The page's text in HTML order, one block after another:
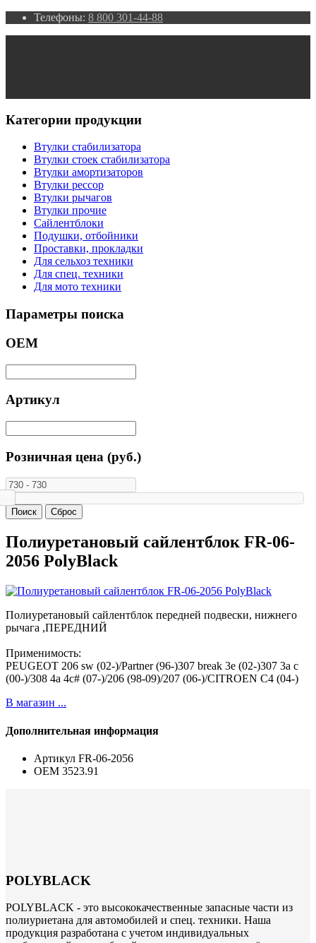
Телефоны: 8 800 301-44-88
Категории продукции
Втулки стабилизатора
Втулки стоек стабилизатора
Втулки амортизаторов
Втулки рессор
Втулки рычагов
Втулки прочие
Сайлентблоки
Подушки, отбойники
Проставки, прокладки
Для сельхоз техники
Для спец. техники
Для мото техники
Параметры поиска
ОЕМ
Артикул
Розничная цена (руб.)
Полиуретановый сайлентблок FR-06-
2056 PolyBlack
Полиуретановый сайлентблок передней подвески, нижнего
рычага ,ПЕРЕДНИЙ
Применимость:
PEUGEOT 206 sw (02-)/Partner (96-)307 break 3e (02-)307 3a c
(00-)/308 4a 4c# (07-)/206 (98-09)/207 (06-)/CITROEN C4 (04-)
В магазин ...
Дополнительная информация
Артикул FR-06-2056
ОЕМ 3523.91
POLYBLACK
POLYBLACK - это высококачественные запасные части из
полиуриетана для автомобилей и спец. техники. Наша
продукция разработана с учетом индивидуальных